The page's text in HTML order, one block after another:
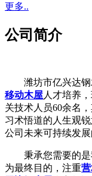
更多..
公司简介
潍坊市亿兴达钢
移动木屋人才培养
关技术人员60余名
习术悟道的人生观
公司未来可持续发展
秉承您需要的是
为最终目的，注重